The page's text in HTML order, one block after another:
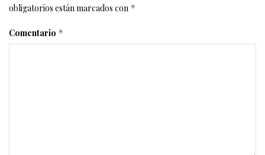
obligatorios están marcados con *
Comentario *